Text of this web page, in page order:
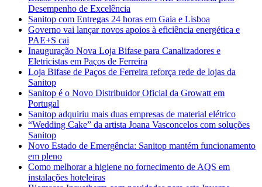
Desempenho de Excelência
Sanitop com Entregas 24 horas em Gaia e Lisboa
Governo vai lançar novos apoios à eficiência energética e
PAE+S cai
Inauguração Nova Loja Bifase para Canalizadores e
Eletricistas em Paços de Ferreira
Loja Bifase de Paços de Ferreira reforça rede de lojas da
Sanitop
Sanitop é o Novo Distribuidor Oficial da Growatt em
Portugal
Sanitop adquiriu mais duas empresas de material elétrico
“Wedding Cake” da artista Joana Vasconcelos com soluções
Sanitop
Novo Estado de Emergência: Sanitop mantém funcionamento
em pleno
Como melhorar a higiene no fornecimento de AQS em
instalações hoteleiras